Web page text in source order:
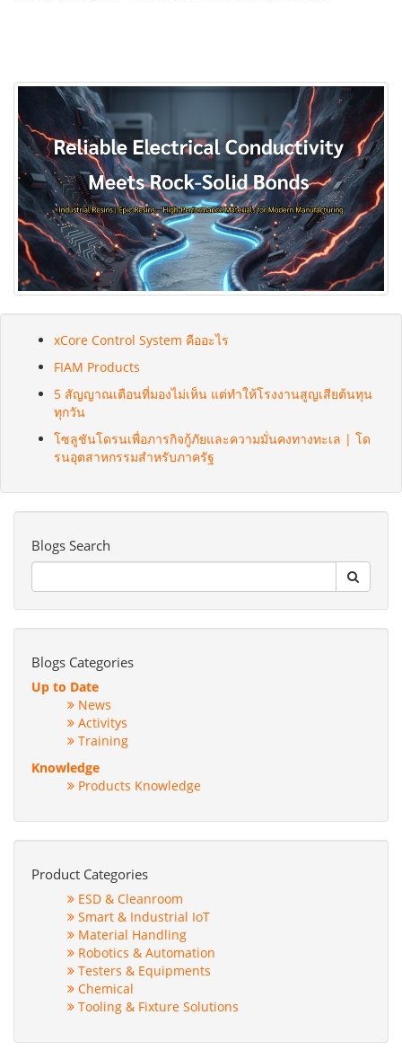
xCore Control System คืออะไร
FIAM Products
5 สัญญาณเตือนที่มองไม่เห็น แต่ทำให้โรงงานสูญเสียต้นทุน
ทุกวัน
โซลูชันโดรนเพื่อภารกิจกู้ภัยและความมั่นคงทางทะเล | โด
รนอุตสาหกรรมสำหรับภาครัฐ
Blogs Search
Blogs Categories
Up to Date
News
Activitys
Training
Knowledge
Products Knowledge
Product Categories
ESD & Cleanroom
Smart & Industrial IoT
Material Handling
Robotics & Automation
Testers & Equipments
Chemical
Tooling & Fixture Solutions